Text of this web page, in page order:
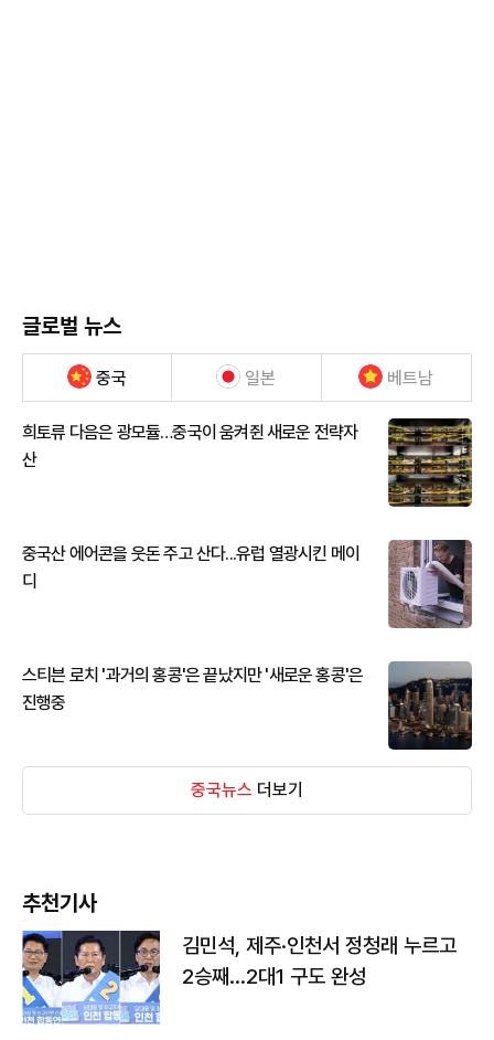
글로벌 뉴스
중국 일본 베트남
희토류 다음은 광모듈…중국이 움켜쥔 새로운 전략자
산
중국산 에어콘을 웃돈 주고 산다...유럽 열광시킨 메이
디
스티븐 로치 '과거의 홍콩'은 끝났지만 '새로운 홍콩'은
진행중
중국뉴스 더보기
추천기사
김민석, 제주·인천서 정청래 누르고
2승째…2대1 구도 완성